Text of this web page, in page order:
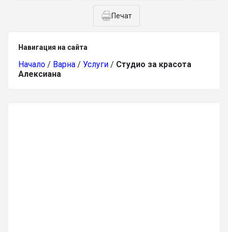
Печат
Навигация на сайта
Начало / Варна / Услуги / Студио за красота
Алексиана